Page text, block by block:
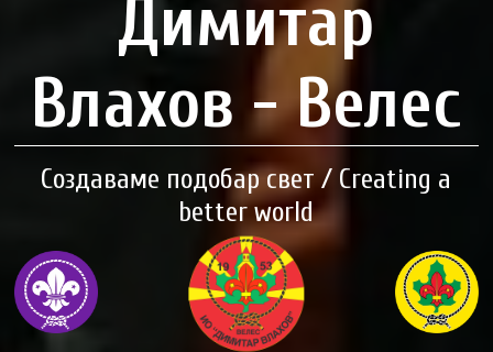
Димитар
Влахов - Велес
Создаваме подобар свет / Creating a
better world